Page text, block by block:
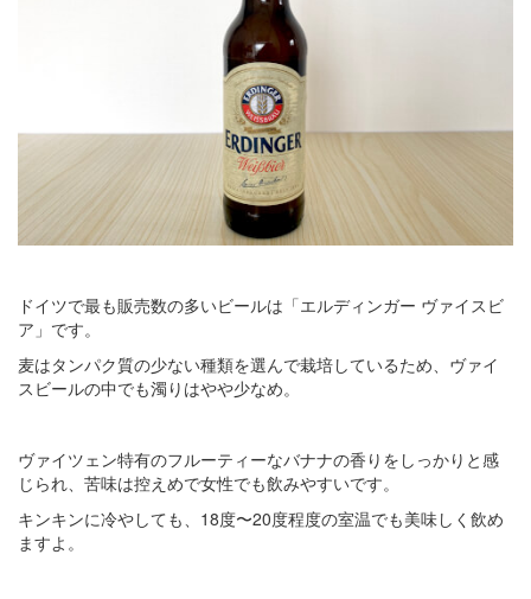
ドイツで最も販売数の多いビールは「エルディンガー ヴァイスビ
ア」です。
麦はタンパク質の少ない種類を選んで栽培しているため、ヴァイ
スビールの中でも濁りはやや少なめ。
ヴァイツェン特有のフルーティーなバナナの香りをしっかりと感
じられ、苦味は控えめで女性でも飲みやすいです。
キンキンに冷やしても、18度〜20度程度の室温でも美味しく飲め
ますよ。